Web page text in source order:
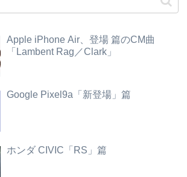
Apple iPhone Air、登場 篇のCM曲
「Lambent Rag／Clark」
Google Pixel9a「新登場」篇
ホンダ CIVIC「RS」篇